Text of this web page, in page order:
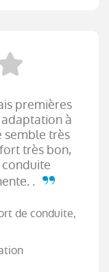
premières
à
semble très
très bon,
.
de conduite,